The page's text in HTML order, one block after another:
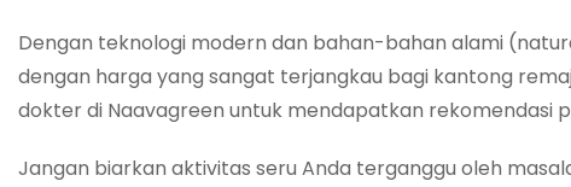
Dengan teknologi modern dan bahan-bahan alami
dengan harga yang sangat terjangkau bagi kantong
dokter di Naavagreen untuk mendapatkan rekomendasi
Jangan biarkan aktivitas seru Anda terganggu oleh